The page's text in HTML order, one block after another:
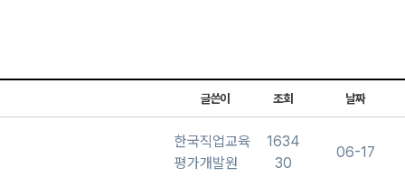
글쓴이 조회 날짜
한국직업교육
평가개발원
1634
30
06-17